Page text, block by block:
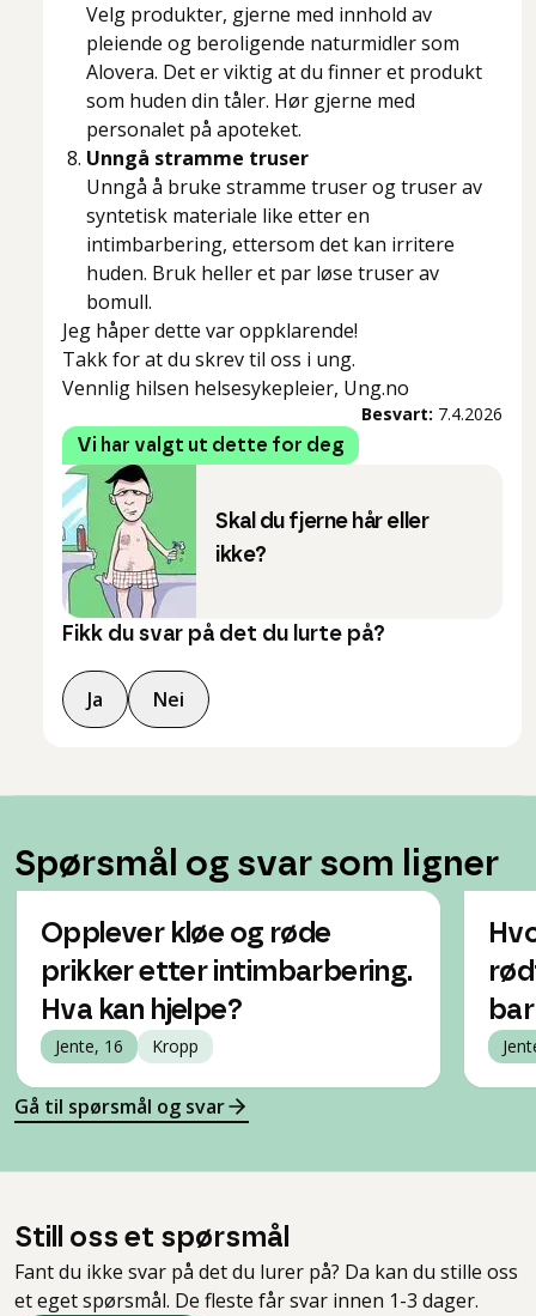
Velg produkter, gjerne med innhold av
pleiende og beroligende naturmidler som
Alovera. Det er viktig at du finner et produkt
som huden din tåler. Hør gjerne med
personalet på apoteket.
Unngå stramme truser
Unngå å bruke stramme truser og truser av
syntetisk materiale like etter en
intimbarbering, ettersom det kan irritere
huden. Bruk heller et par løse truser av
bomull.
Jeg håper dette var oppklarende!
Takk for at du skrev til oss i ung.
Vennlig hilsen helsesykepleier, Ung.no
Besvart: 7.4.2026
Vi har valgt ut dette for deg
Skal du fjerne hår eller
ikke?
Fikk du svar på det du lurte på?
Ja Nei
Spørsmål og svar som ligner
Opplever kløe og røde
prikker etter intimbarbering.
Hva kan hjelpe?
Jente, 16 Kropp
Gå til spørsmål og svar
Still oss et spørsmål
Fant du ikke svar på det du lurer på? Da kan du stille oss
et eget spørsmål. De fleste får svar innen 1-3 dager.